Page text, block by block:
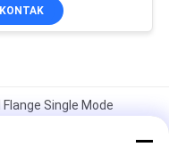
KONTAK
Single Mode